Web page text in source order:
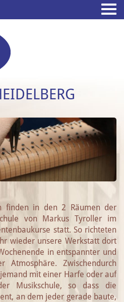
finden in den 2 Räumen der
von Markus Tyroller im
statt. So richteten
wieder unsere Werkstatt dort
in entspannter und
Atmosphäre. Zwischendurch
mit einer Harfe oder auf
Musikschule, so dass die
an dem jeder gerade baute,